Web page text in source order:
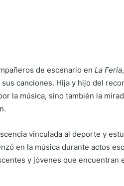
de escenario enLa Feria
canciones. Hija y hijo del
la música, sino también la
vinculada al deporte y
en la música durante actos
y jóvenes que encuentran